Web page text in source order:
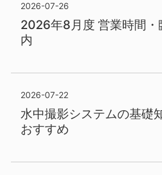
2026-07-26
2026年8月度 営業時間・
内
2026-07-22
水中撮影システムの基礎
おすすめ